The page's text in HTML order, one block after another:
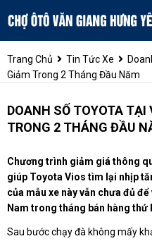
Trang Chủ Tin Tức Xe
Giảm Trong 2 Tháng Đầu Năm
DOANH SỐ TOYOTA
TRONG 2 THÁNG ĐẦU
Chương trình giảm giá thông
giúp Toyota Vios tìm lại nhịp
của mẫu xe này vẫn chưa đủ
Nam trong tháng bán hàng thứ
Sau bước chạy đà không mấy